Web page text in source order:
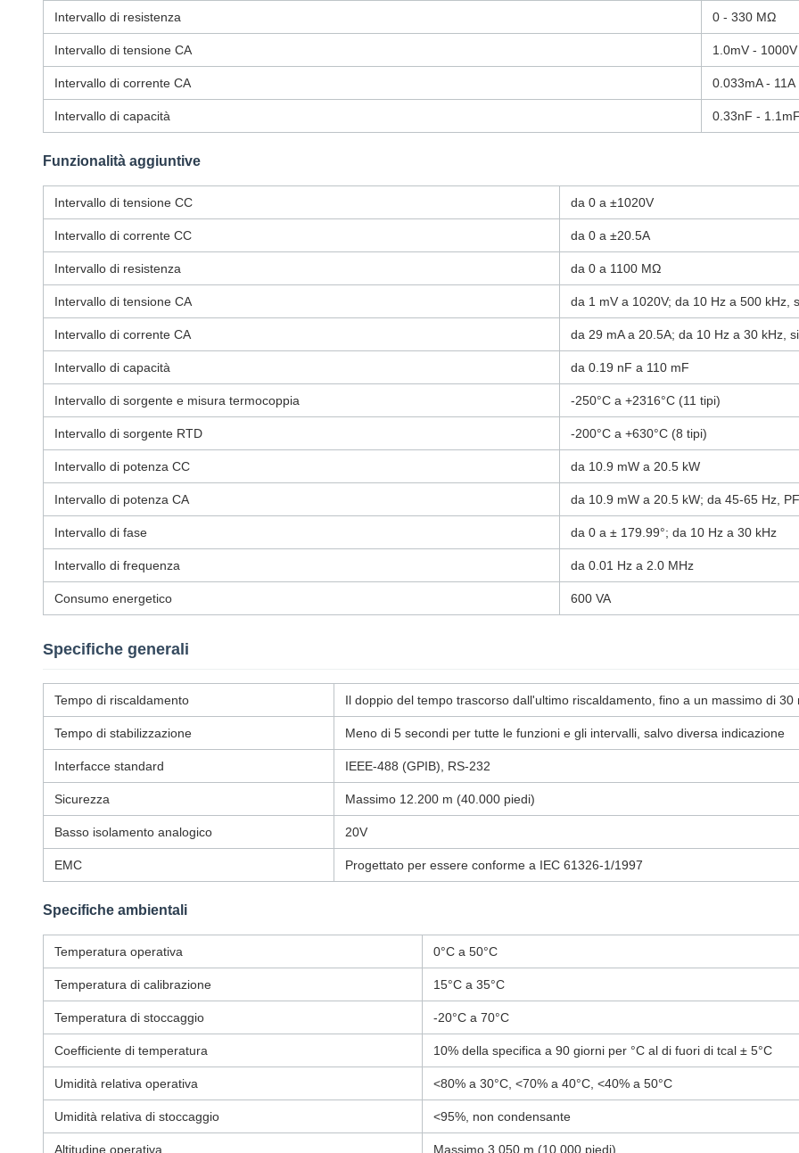
Intervallo di resistenza 0 - 330 MΩ
Intervallo di tensione CA 1.0mV - 1000V
Intervallo di corrente CA 0.033mA - 11A
Intervallo di capacità 0.33nF - 1.1mF
Funzionalità aggiuntive
Intervallo di tensione CC da 0 a ±1020V
Intervallo di corrente CC da 0 a ±20.5A
Intervallo di resistenza da 0 a 1100 MΩ
Intervallo di tensione CA da 1 mV a 1020V; da 10 Hz a 500 kHz,
Intervallo di corrente CA da 29 mA a 20.5A; da 10 Hz a 30 kHz,
Intervallo di capacità da 0.19 nF a 110 mF
Intervallo di sorgente e misura termocoppia -250°C a +2316°C (11 tipi)
Intervallo di sorgente RTD -200°C a +630°C (8 tipi)
Intervallo di potenza CC da 10.9 mW a 20.5 kW
Intervallo di potenza CA da 10.9 mW a 20.5 kW; da 45-65 Hz,
Intervallo di fase da 0 a ± 179.99°; da 10 Hz a 30 kHz
Intervallo di frequenza da 0.01 Hz a 2.0 MHz
Consumo energetico 600 VA
Specifiche generali
Tempo di riscaldamento Il doppio del tempo trascorso dall'ultimo riscaldamento, fino a un massimo di 30
Tempo di stabilizzazione Meno di 5 secondi per tutte le funzioni e gli intervalli, salvo diversa indicazione
Interfacce standard IEEE-488 (GPIB), RS-232
Sicurezza Massimo 12.200 m (40.000 piedi)
Basso isolamento analogico 20V
EMC Progettato per essere conforme a IEC 61326-1/1997
Specifiche ambientali
Temperatura operativa 0°C a 50°C
Temperatura di calibrazione 15°C a 35°C
Temperatura di stoccaggio -20°C a 70°C
Coefficiente di temperatura 10% della specifica a 90 giorni per °C al di fuori di tcal ± 5°C
Umidità relativa operativa <80% a 30°C, <70% a 40°C, <40% a 50°C
Umidità relativa di stoccaggio <95%, non condensante
Altitudine operativa Massimo 3.050 m (10.000 piedi)